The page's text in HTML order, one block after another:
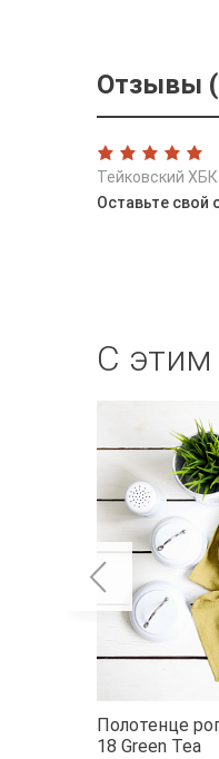
Отзывы
Тейковский ХБК
Оставьте свой
С
Полотенце
18 Green Tea